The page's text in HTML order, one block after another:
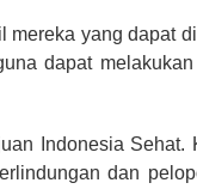
yang dapat
dapat
Indonesia Sehat.
dan